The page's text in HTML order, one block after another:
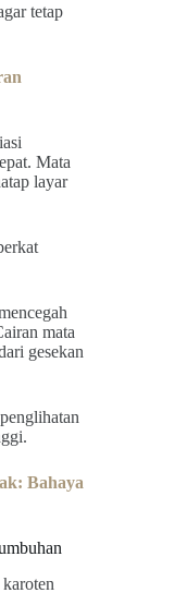
tetap
Mata
layar
mata
gesekan
Bahaya